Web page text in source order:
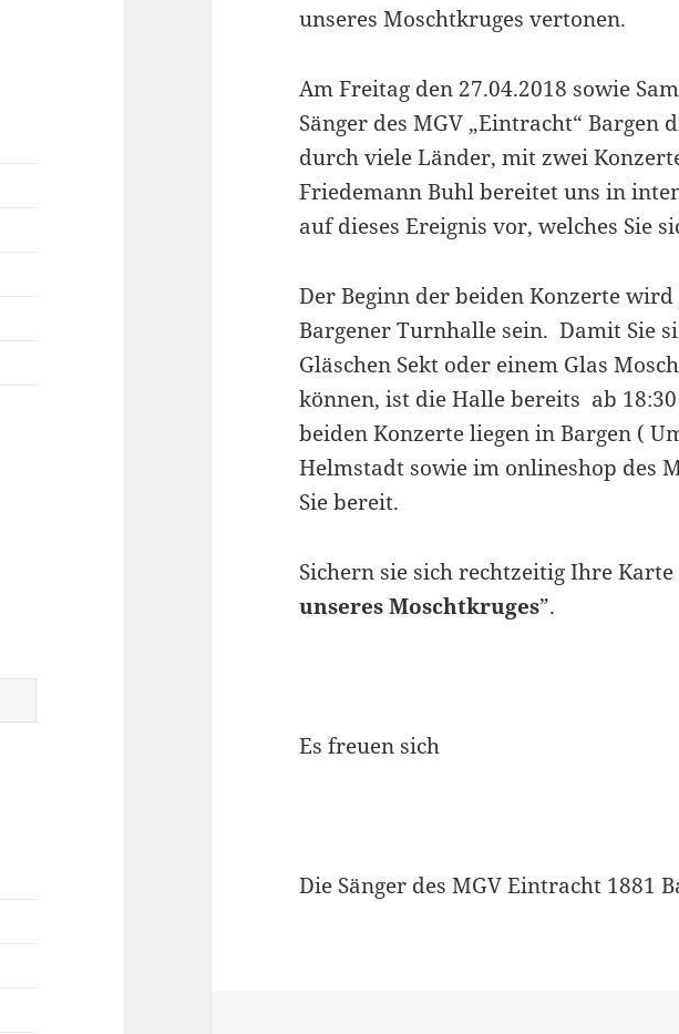
unseres Moschtkruges vertonen.
Am Freitag den 27.04.2018 sowie
Sänger des MGV „Eintracht“ Bargen
durch viele Länder, mit zwei
Friedemann Buhl bereitet uns in
auf dieses Ereignis vor, welches Sie
Der Beginn der beiden Konzerte
Bargener Turnhalle sein. Damit Sie
Gläschen Sekt oder einem Glas
können, ist die Halle bereits ab
beiden Konzerte liegen in Bargen (
Helmstadt sowie im onlineshop des
Sie bereit.
Sichern sie sich rechtzeitig Ihre
unseres Moschtkruges”.
Es freuen sich
Die Sänger des MGV Eintracht 1881